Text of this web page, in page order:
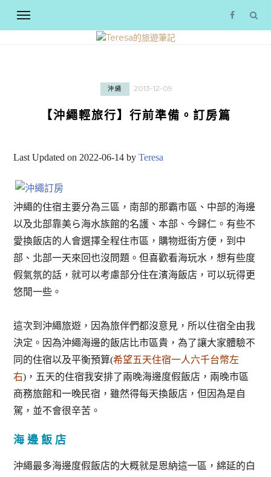
沖繩 2013-12-09
【沖繩輕旅行】行前準備。訂房篇
Last Updated on 2022-06-14 byTeresa
沖繩的住宿主要分為三區，南部的那霸市區、中部的海邊
以及北部靠美ら海水族館的名護、本部、今歸仁。有些不
愛換飯店的人會選擇全程住市區，購物逛街方便，到中
部、北部一天來回也沒問題。但喜歡看海玩水，想有些度
假氣氛的話，就可以考慮部分住在濱海飯店，可以玩得更
悠閒一些。
這次到沖繩旅遊，因為旅伴們都沒意見，所以住宿全由我
決定。因為沖繩海邊的飯店比市區貴，為了讓大家體驗不
同的住宿以及平衡預算(希望五天住宿一人六千台幣左
右)，五天的住宿我安排了兩晚海邊度假飯店，兩晚市區
商務旅館和一晚民宿，雖然得每天換飯店，但因為是自
駕，並不會很辛苦。
海 邊 飯 店
沖繩最多海邊度假飯店的大概就是恩納這一區，綿延的白